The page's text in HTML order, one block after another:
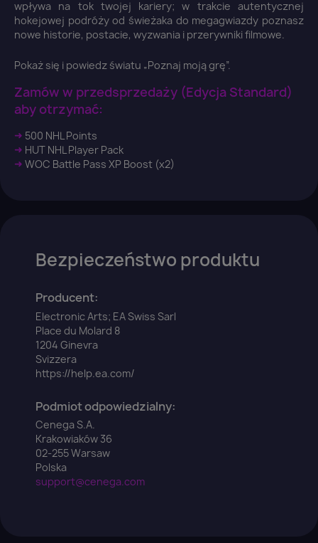
wpływa na tok twojej kariery; w trakcie autentycznej
hokejowej podróży od świeżaka do megagwiazdy poznasz
nowe historie, postacie, wyzwania i przerywniki filmowe.
Pokaż się i powiedz światu „Poznaj moją grę”.
Zamów w przedsprzedaży (Edycja Standard)
aby otrzymać:
➜ 500 NHL Points
➜ HUT NHL Player Pack
➜ WOC Battle Pass XP Boost (x2)
Bezpieczeństwo produktu
Producent:
Electronic Arts; EA Swiss Sarl
Place du Molard 8
1204 Ginevra
Svizzera
https://help.ea.com/
Podmiot odpowiedzialny:
Cenega S.A.
Krakowiaków 36
02-255 Warsaw
Polska
support@cenega.com
Zaloguj się